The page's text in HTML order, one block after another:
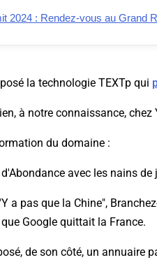
2024 : Rendez-vous au Grand
la technologie TEXTp qui
à notre connaissance,
du domaine :
d'Abondance avec les nains
a pas que la Chine",
Google quittait la France.
de son côté, un annuaire